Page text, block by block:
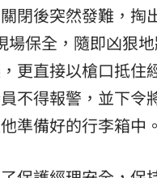
閉後突然發難，掏
場保全，隨即凶狠
更直接以槍口抵住
不得報警，並下令
準備好的行李箱中。